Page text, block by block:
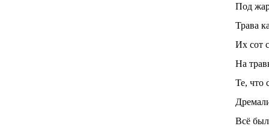
Под
Трава
Их сот
На
Те, что
Всё